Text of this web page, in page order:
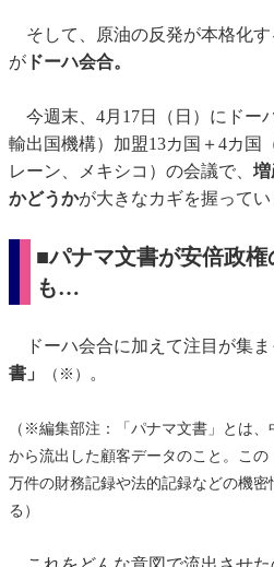
そして、原油の反発が本格化
が ドーハ会合。
今週末、4月17日（日）にドー
輸出国機構）加盟13カ国＋4カ国
レーン、メキシコ）の会議で、 増
かどうかが大きなカギを握ってい
■パナマ文書が安倍政
も…
ドーハ会合に加えて注目が集ま
書」
（※） 。
（※編集部注：「パナマ文書」とは
から流出した顧客データのこと。この
万件の財務記録や法的記録などの機
る）